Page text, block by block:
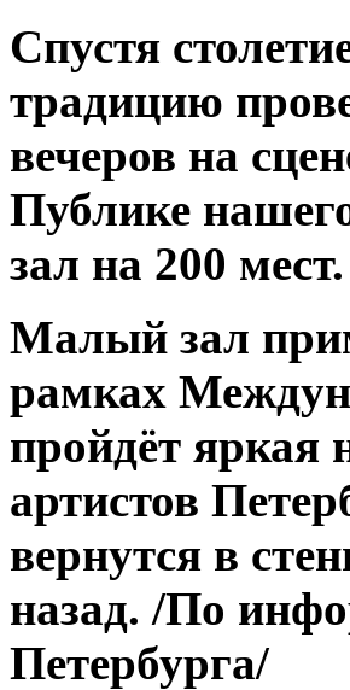
Спустя
традицию
вечеров на
Публике
зал на 200
Малый зал
рамках
пройдёт яркая
артистов
вернутся в
назад. /По
Петербурга/